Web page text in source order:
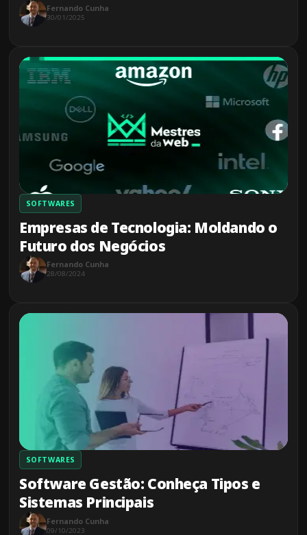
Fernando Cunha
30/01/2025
SOFTWARES
Empresas de Tecnologia: Moldando o
Futuro dos Negócios
Fernando Cunha
28/08/2024
SOFTWARES
Software Gestão: Conheça Tipos e
Sistemas Principais
Fernando Cunha
09/10/2023